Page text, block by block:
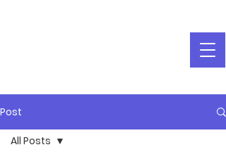
Post
All Posts